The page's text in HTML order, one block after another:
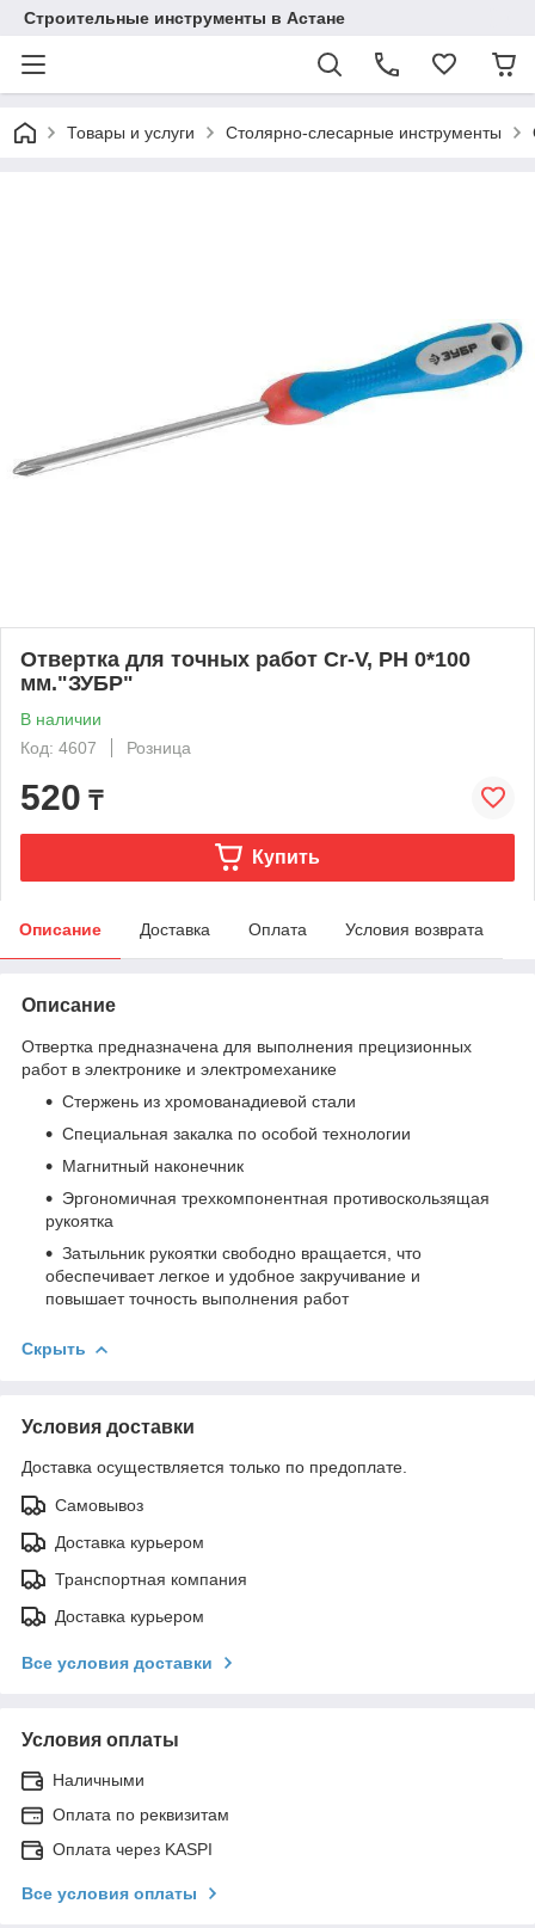
Строительные инструменты в Астане
Товары и услуги Столярно-слесарные инструменты
Отвертка для точных работ Cr-V, РН 0*100
мм."ЗУБР"
В наличии
Код: 4607
Розница
520 ₸
Купить
Описание Доставка Оплата Условия возврата
Описание
Отвертка предназначена для выполнения прецизионных
работ в электронике и электромеханике
Стержень из хромованадиевой стали
Специальная закалка по особой технологии
Магнитный наконечник
Эргономичная трехкомпонентная противоскользящая
рукоятка
Затыльник рукоятки свободно вращается, что
обеспечивает легкое и удобное закручивание и
повышает точность выполнения работ
Скрыть
Условия доставки
Доставка осуществляется только по предоплате.
Самовывоз
Доставка курьером
Транспортная компания
Доставка курьером
Все условия доставки
Условия оплаты
Наличными
Оплата по реквизитам
Оплата через KASPI
Все условия оплаты